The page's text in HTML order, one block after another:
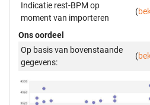
Indicatie rest-BPM op
moment van importeren
(
Ons oordeel
Op basis van bovenstaande
gegevens:
(